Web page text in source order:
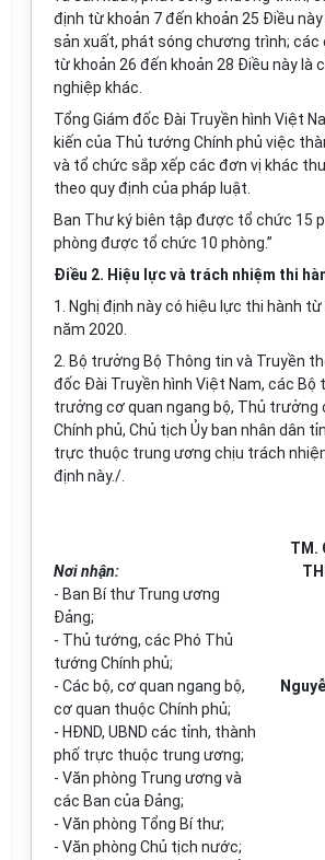
định từ khoản 7 đến khoản 25 Điều
sản xuất, phát sóng chương trình; các
từ khoản 26 đến khoản 28 Điều này là
nghiệp khác.
Tổng Giám đốc Đài Truyền hình Việt
kiến của Thủ tướng Chính phủ việc
và tổ chức sắp xếp các đơn vị khác
theo quy định của pháp luật.
Ban Thư ký biên tập được tổ chức 15
phòng được tổ chức 10 phòng.”
Điều 2. Hiệu lực và trách nhiệm thi
1. Nghị định này có hiệu lực thi hành
năm 2020.
2. Bộ trưởng Bộ Thông tin và Truyền
đốc Đài Truyền hình Việt Nam, các Bộ
trưởng cơ quan ngang bộ, Thủ trưởng
Chính phủ, Chủ tịch Ủy ban nhân dân
trực thuộc trung ương chịu trách
định này./.
Nơi nhận:
- Ban Bí thư Trung ương
Đảng;
- Thủ tướng, các Phó Thủ
tướng Chính phủ;
- Các bộ, cơ quan ngang bộ,
cơ quan thuộc Chính phủ;
- HĐND, UBND các tỉnh, thành
phố trực thuộc trung ương;
- Văn phòng Trung ương và
các Ban của Đảng;
- Văn phòng Tổng Bí thư;
- Văn phòng Chủ tịch nước;
TM.